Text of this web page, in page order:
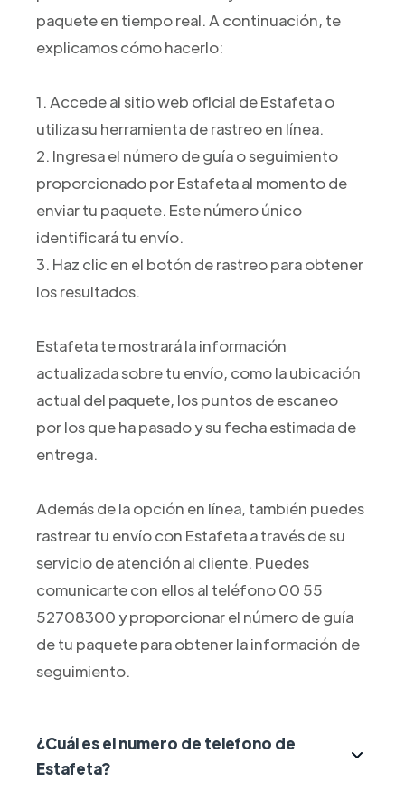
paquete en tiempo real. A continuación, te
explicamos cómo hacerlo:
1. Accede al sitio web oficial de Estafeta o
utiliza su herramienta de rastreo en línea.
2. Ingresa el número de guía o seguimiento
proporcionado por Estafeta al momento de
enviar tu paquete. Este número único
identificará tu envío.
3. Haz clic en el botón de rastreo para obtener
los resultados.
Estafeta te mostrará la información
actualizada sobre tu envío, como la ubicación
actual del paquete, los puntos de escaneo
por los que ha pasado y su fecha estimada de
entrega.
Además de la opción en línea, también puedes
rastrear tu envío con Estafeta a través de su
servicio de atención al cliente. Puedes
comunicarte con ellos al teléfono 00 55
52708300 y proporcionar el número de guía
de tu paquete para obtener la información de
seguimiento.
¿Cuál es el numero de telefono de
Estafeta?